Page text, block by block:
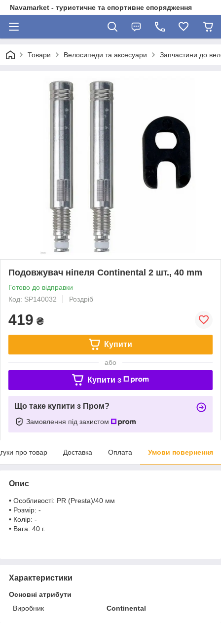
Navamarket - туристичне та спортивне спорядження
Товари Велосипеди та аксесуари Запчастини до
Подовжувач ніпеля Continental 2 шт., 40 mm
Готово до відправки
Код: SP140032
Роздріб
419 ₴
Купити
або
Купити з
Що таке купити з Пром?
Замовлення під захистом
про товар Доставка Оплата Умови повернення
Опис
• Особливості: PR (Presta)/40 мм
• Розмір: -
• Колір: -
• Вага: 40 г.
Характеристики
Основні атрибути
Виробник
Continental